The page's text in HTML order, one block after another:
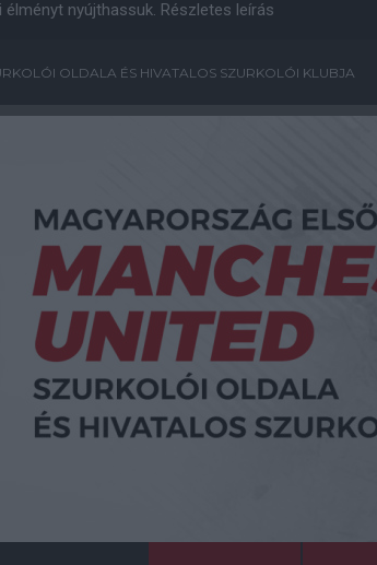
nyújthassuk. Részletes leírás
OLDALA ÉS HIVATALOS SZURKOLÓI KLUBJA